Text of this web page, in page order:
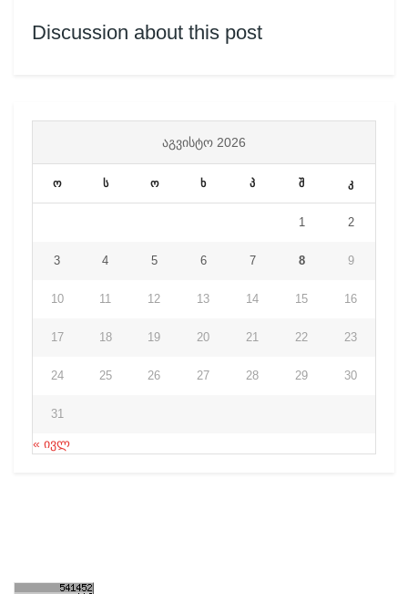
Discussion about this post
ᲐᲒᲕᲘᲡᲢᲝ 2026
ო ს ო ხ პ შ კ
1 2
3 4 5 6 7 8 9
10 11 12 13 14 15 16
17 18 19 20 21 22 23
24 25 26 27 28 29 30
31
« ივლ